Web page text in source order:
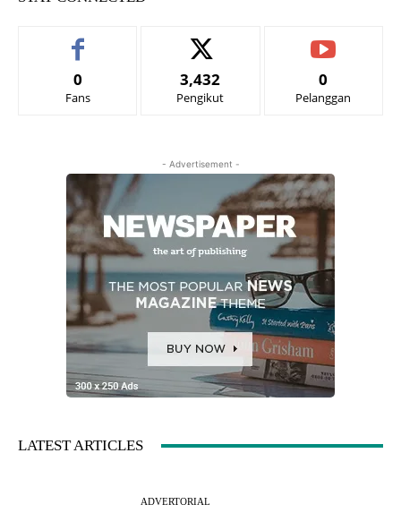
0
Fans
3,432
Pengikut
0
Pelanggan
- Advertisement -
LATEST ARTICLES
ADVERTORIAL